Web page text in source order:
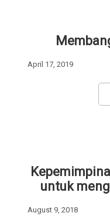
April 17, 2019
untuk
August 9, 2018